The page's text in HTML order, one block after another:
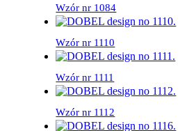
Wzór nr 1084
Wzór nr 1110
Wzór nr 1111
Wzór nr 1112